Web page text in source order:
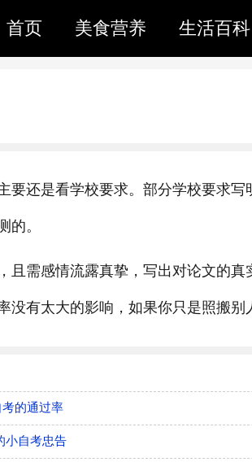
首页 美食营养 生活百科
要还是看学校要求。部分学校要求
的。
且需感情流露真挚，写出对论文的
没有太大的影响，如果你只是照搬别
的通过率
小自考忠告